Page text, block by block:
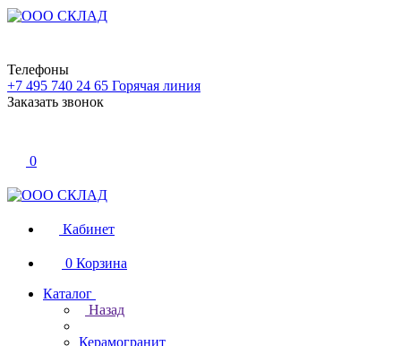
Телефоны
+7 495 740 24 65 Горячая линия
Заказать звонок
0
Кабинет
0 Корзина
Каталог
Назад
Керамогранит